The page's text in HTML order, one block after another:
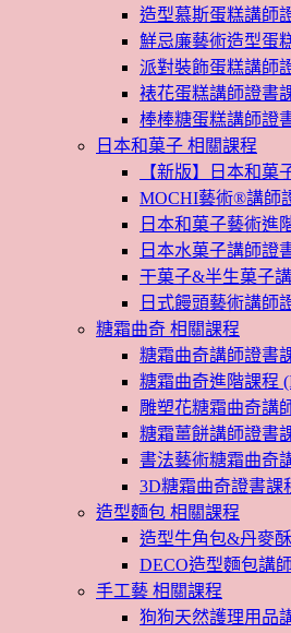
造型慕斯蛋糕講師
鮮忌廉藝術造型蛋
派對裝飾蛋糕講師
裱花蛋糕講師證書
棒棒糖蛋糕講師證
日本和菓子 相關課程
【新版】日本和菓
MOCHI藝術®講師
日本和菓子藝術進
日本水菓子講師證
干菓子&半生菓子講
日式饅頭藝術講師
糖霜曲奇 相關課程
糖霜曲奇講師證書
糖霜曲奇進階課程
雕塑花糖霜曲奇講
糖霜薑餅講師證書
書法藝術糖霜曲奇
3D糖霜曲奇證書
造型麵包 相關課程
造型牛角包&丹麥
DECO造型麵包講
手工藝 相關課程
狗狗天然護理用品